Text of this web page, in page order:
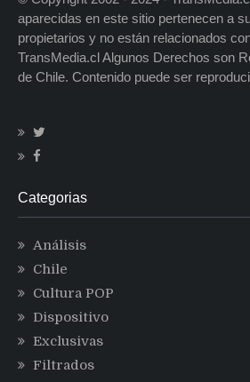
aparecidas en este sitio pertenecen a
propietarios y no están relacionados
TransMedia.cl Algunos Derechos son
de Chile. Contenido puede ser
Categorias
Análisis
Chile
Cultura POP
Dispositivo
Exclusivas
Filtrados